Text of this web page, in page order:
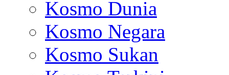
Kosmo Dunia
Kosmo Negara
Kosmo Sukan